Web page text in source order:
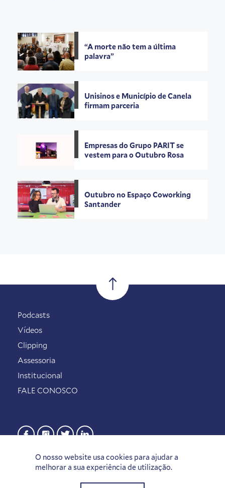
“A morte não tem a última
palavra”
Unisinos e Município de Canela
firmam parceria
Empresas do Grupo PARIT se
vestem para o Outubro Rosa
Outubro no Espaço Coworking
Santander
O nosso website usa cookies para ajudar a
melhorar a sua experiência de utilização.
Podcasts
Vídeos
Clipping
Assessoria
Institucional
FALE CONOSCO